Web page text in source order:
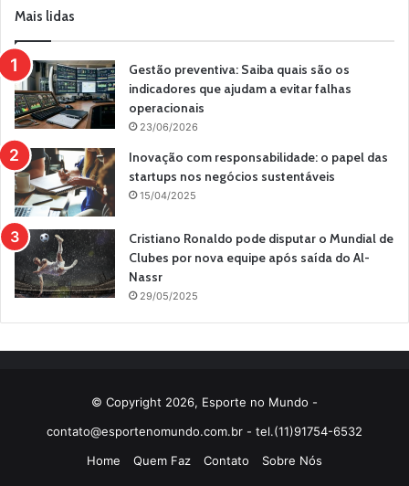
Mais lidas
Gestão preventiva: Saiba quais são os
indicadores que ajudam a evitar falhas
operacionais
23/06/2026
Inovação com responsabilidade: o papel das
startups nos negócios sustentáveis
15/04/2025
Cristiano Ronaldo pode disputar o Mundial de
Clubes por nova equipe após saída do Al-
Nassr
29/05/2025
© Copyright 2026, Esporte no Mundo -
contato@esportenomundo.com.br - tel.(11)91754-6532
Home
Quem Faz Contato Sobre Nós